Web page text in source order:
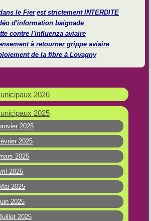
le Fier est strictement INTERDITE
d'information baignade
contre l'influenza aviaire
à retourner grippe aviaire
de la fibre à Lovagny
2026
2025
2025
2025
2025
2025
2025
2025
2025